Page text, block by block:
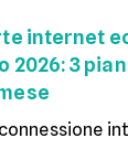
internet
2026: 3